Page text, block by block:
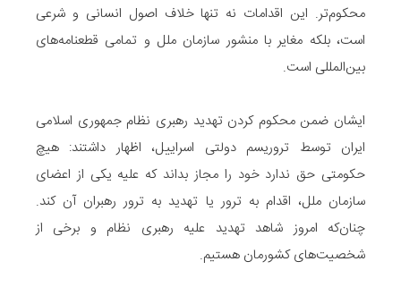
محکوم‌تر. این اقدامات نه تنها خلاف اصول انسانی و شرعی
است، بلکه مغایر با منشور سازمان ملل و تمامی قطعنامه‌های
بین‌المللی است.
ایشان ضمن محکوم کردن تهدید رهبری نظام جمهوری اسلامی
ایران توسط تروریسم دولتی اسراییل، اظهار داشتند: هیچ
حکومتی حق ندارد خود را مجاز بداند که علیه یکی از اعضای
سازمان ملل، اقدام به ترور یا تهدید به ترور رهبران آن کند.
چنان‌که امروز شاهد تهدید علیه رهبری نظام و برخی از
شخصیت‌های کشورمان هستیم.